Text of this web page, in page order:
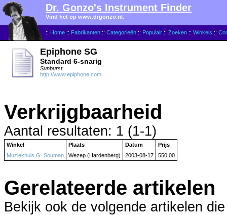
:: Home :: Fabrikanten :: Categorieën :: Populair :: Zoeken :: Winkels ::
Dr. Gonzo's Instrument Finder
Vind het op www.drgonzo.nl.
Epiphone SG
Standard 6-snarig
Sunburst
http://www.epiphone.com
Verkrijgbaarheid
Aantal resultaten: 1 (1-1)
Winkel Plaats Datum
Prijs
Muziekhuis G. Souman
Wezep (Hardenberg) 2003-08-17 550.00
Gerelateerde artikelen
Bekijk ook de volgende artikelen